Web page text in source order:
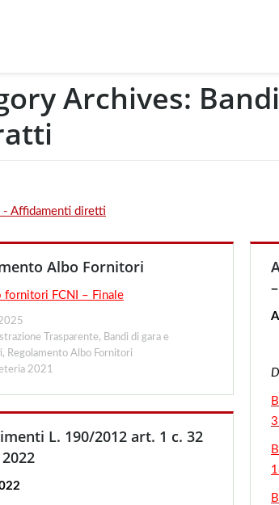
Archives:
- Affidamenti diretti
Albo Fornitori
fornitori FCNI – Finale
Trasparente, Bandi di gara e
, Regolamento Albo Fornitori
2021
L. 190/2012 art. 1 c. 32